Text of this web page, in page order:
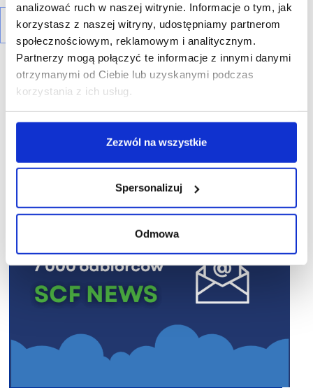
analizować ruch w naszej witrynie. Informacje o tym, jak
korzystasz z naszej witryny, udostępniamy partnerom
społecznościowym, reklamowym i analitycznym.
Partnerzy mogą połączyć te informacje z innymi danymi
otrzymanymi od Ciebie lub uzyskanymi podczas
korzystania z ich usług.
Zezwól na wszystkie
Spersonalizuj
Odmowa